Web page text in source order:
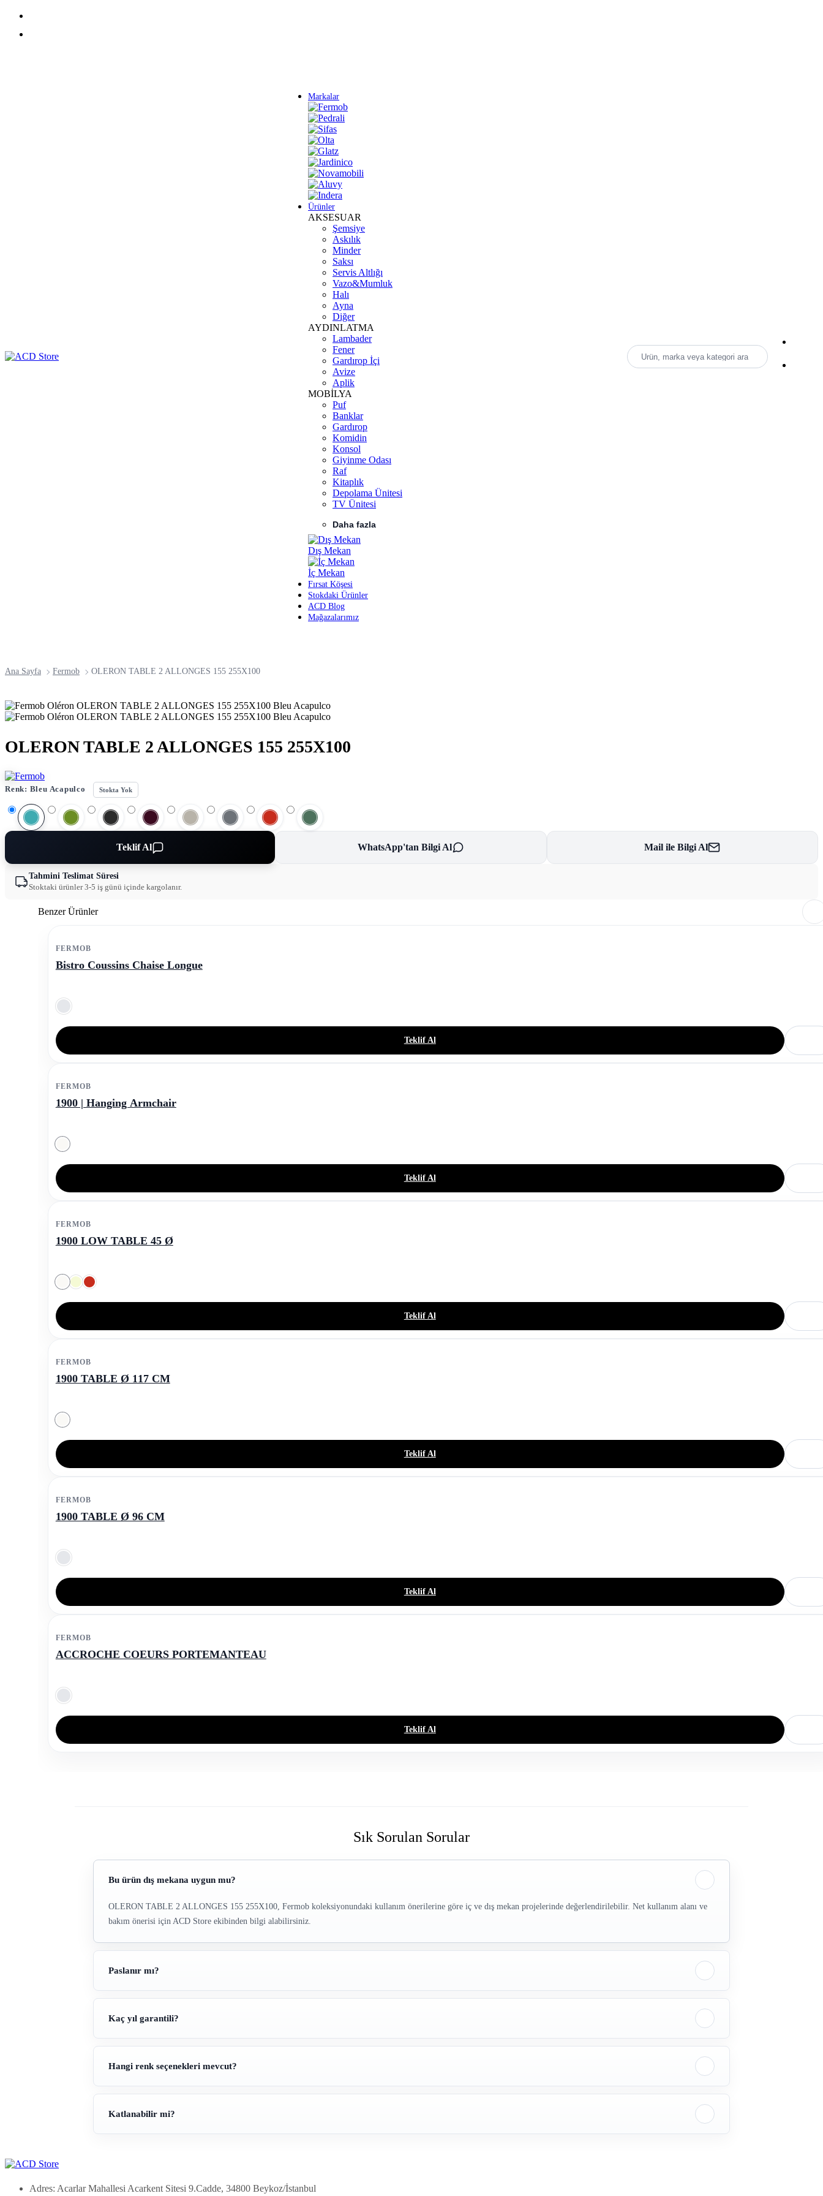
Ürün, marka veya kategori ara
Markalar
Ürünler
AKSESUAR
Şemsiye
Askılık
Minder
Saksı
Servis Altlığı
Vazo&Mumluk
Halı
Ayna
Diğer
AYDINLATMA
Lambader
Fener
Gardırop İçi
Avize
Aplik
MOBİLYA
Puf
Banklar
Gardırop
Komidin
Konsol
Giyinme Odası
Raf
Kitaplık
Depolama Ünitesi
TV Ünitesi
Daha fazla
Dış Mekan
İç Mekan
Fırsat Köşesi
Stokdaki Ürünler
ACD Blog
Mağazalarımız
Ana Sayfa Fermob OLERON TABLE 2 ALLONGES 155 255X100
OLERON TABLE 2 ALLONGES 155 255X100
Renk: Bleu Acapulco Stokta Yok
Teklif Al WhatsApp'tan Bilgi Al Mail ile Bilgi Al
Tahmini Teslimat Süresi
Stoktaki ürünler 3-5 iş günü içinde kargolanır.
Benzer Ürünler
FERMOB
Bistro Coussins Chaise Longue
Teklif Al
FERMOB
1900 | Hanging Armchair
Teklif Al
FERMOB
1900 LOW TABLE 45 Ø
Teklif Al
FERMOB
1900 TABLE Ø 117 CM
Teklif Al
FERMOB
1900 TABLE Ø 96 CM
Teklif Al
FERMOB
ACCROCHE COEURS PORTEMANTEAU
Teklif Al
Sık Sorulan Sorular
Bu ürün dış mekana uygun mu?
OLERON TABLE 2 ALLONGES 155 255X100, Fermob koleksiyonundaki kullanım önerilerine göre iç ve dış mekan projelerinde değerlendirilebilir. Net kullanım alanı ve
bakım önerisi için ACD Store ekibinden bilgi alabilirsiniz.
Paslanır mı?
Kaç yıl garantili?
Hangi renk seçenekleri mevcut?
Katlanabilir mi?
Adres: Acarlar Mahallesi Acarkent Sitesi 9.Cadde, 34800 Beykoz/İstanbul